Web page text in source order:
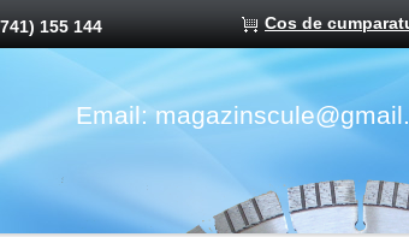
155 144 Cos de
Email: